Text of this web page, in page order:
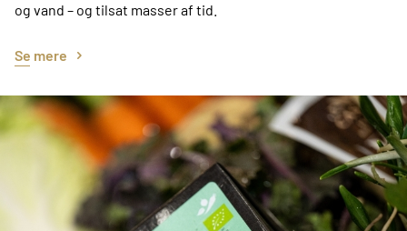
og vand – og tilsat masser af tid.
Se mere